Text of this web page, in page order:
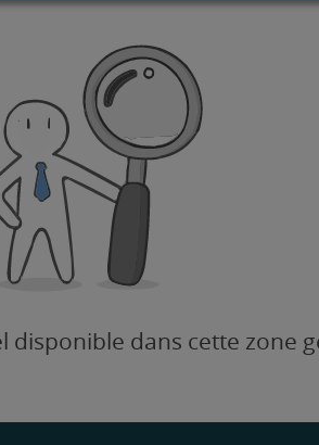
disponible dans cette zone